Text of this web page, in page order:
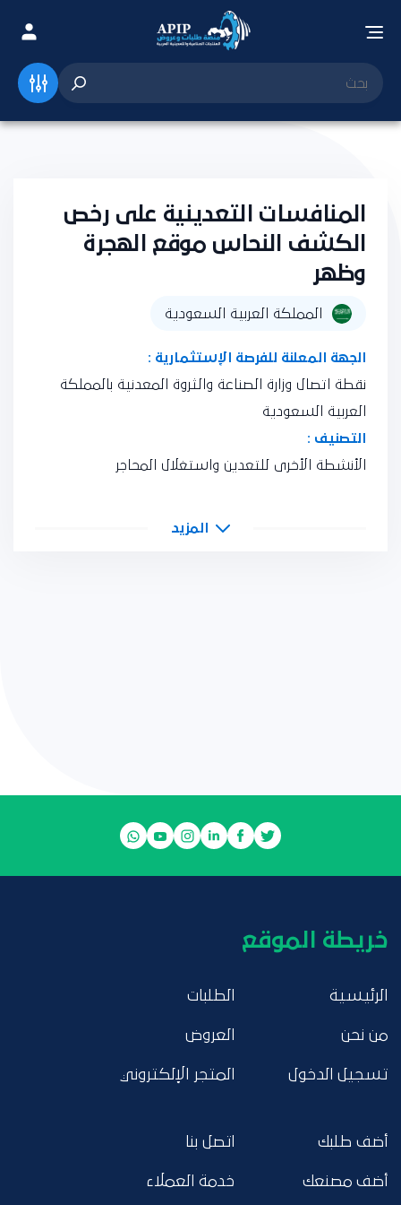
المنافسات التعدينية على رخص
الكشف النحاس موقع الهجرة
وظهر
المملكة العربية السعودية
الجهة المعلنة للفرصة الإستثمارية :
نقطة اتصال وزارة الصناعة والثروة المعدنية بالمملكة
العربية السعودية
التصنيف :
الأنشطة الأخرى للتعدين واستغلال المحاجر
المزيد
خريطة الموقع
الرئيسية
من نحن
تسجيل الدخول
الطلبات
العروض
المتجر الإلكتروني
أضف طلبك
أضف مصنعك
اتصل بنا
خدمة العملاء